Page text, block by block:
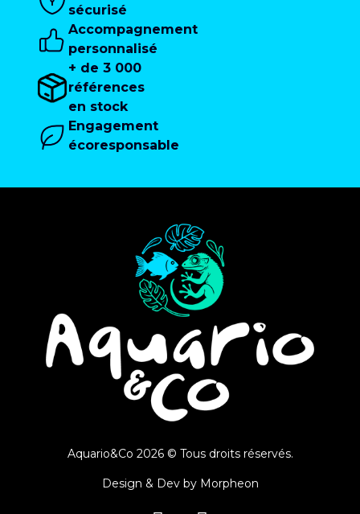
sécurisé
Accompagnement
personnalisé
+ de 3 000
références
en stock
Engagement
écoresponsable
Aquario&Co 2026 © Tous droits réservés.
Design & Dev by Morpheon